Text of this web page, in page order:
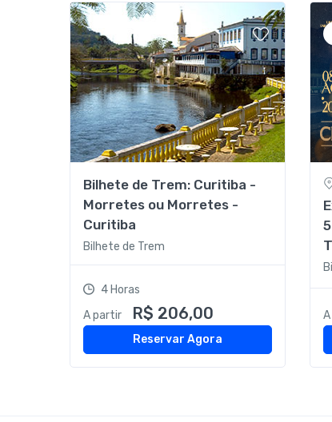
Bilhete de Trem: Curitiba -
Morretes ou Morretes -
Curitiba
Bilhete de Trem
4 Horas
A partir
R$ 206,00
Reservar Agora